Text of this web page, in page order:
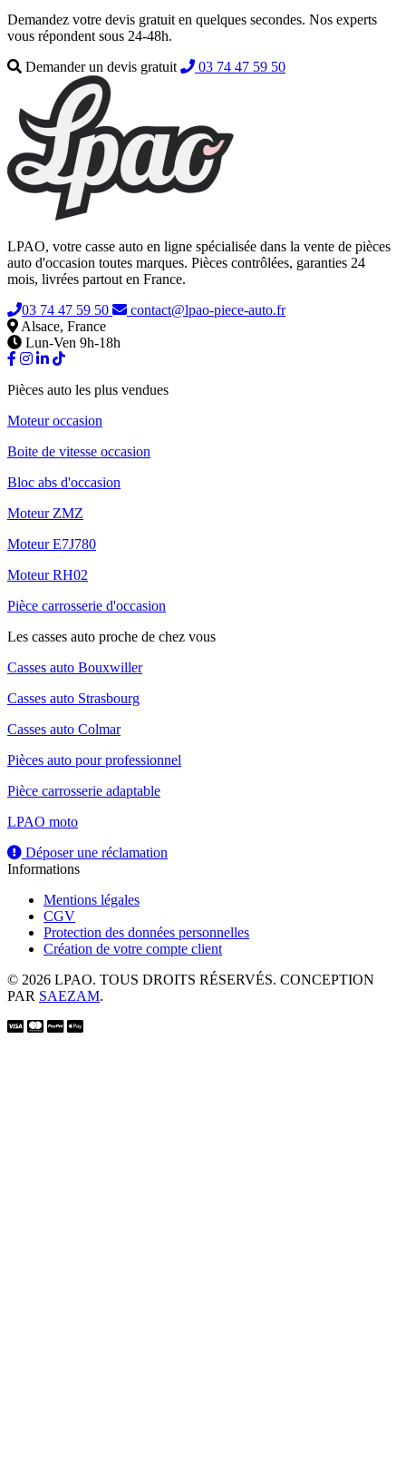
Demandez votre devis gratuit en quelques secondes. Nos experts
vous répondent sous 24-48h.
Demander un devis gratuit
03 74 47 59 50
LPAO, votre casse auto en ligne spécialisée dans la vente de pièces
auto d'occasion toutes marques. Pièces contrôlées, garanties 24
mois, livrées partout en France.
03 74 47 59 50
contact@lpao-piece-auto.fr
Alsace, France
Lun-Ven 9h-18h
Pièces auto les plus vendues
Moteur occasion
Boite de vitesse occasion
Bloc abs d'occasion
Moteur ZMZ
Moteur E7J780
Moteur RH02
Pièce carrosserie d'occasion
Les casses auto proche de chez vous
Casses auto Bouxwiller
Casses auto Strasbourg
Casses auto Colmar
Pièces auto pour professionnel
Pièce carrosserie adaptable
LPAO moto
Déposer une réclamation
Informations
Mentions légales
CGV
Protection des données personnelles
Création de votre compte client
© 2026 LPAO. TOUS DROITS RÉSERVÉS. CONCEPTION
PAR SAEZAM.